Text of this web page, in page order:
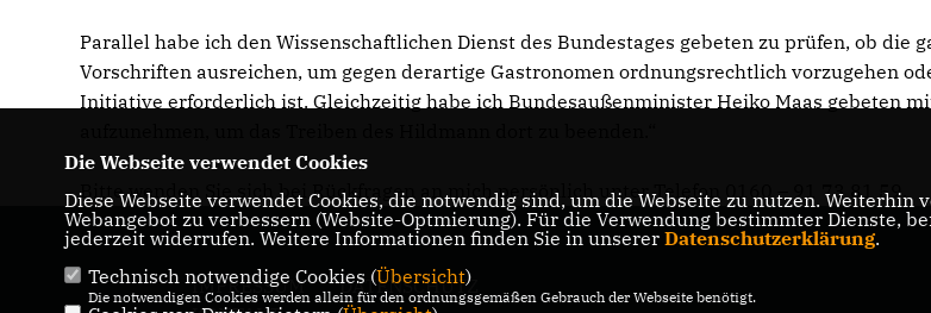
Parallel habe ich den Wissenschaftlichen Dienst des Bundestages gebeten zu prüfen, ob die
Vorschriften ausreichen, um gegen derartige Gastronomen ordnungsrechtlich vorzugehen
Initiative erforderlich ist. Gleichzeitig habe ich Bundesaußenminister Heiko Maas gebeten
Bitte wenden Sie sich bei Rückfragen an mich persönlich unter Telefon 0160 – 91 73 81 59.
IMPRESSUM
DATENSCHUTZ
Die Webseite verwendet Cookies
Diese Webseite verwendet Cookies, die notwendig sind, um die Webseite zu nutzen.
Webangebot zu verbessern (Website-Optmierung). Für die Verwendung bestimmter Dienste,
jederzeit widerrufen. Weitere Informationen finden Sie in unserer Datenschutzerklärung.
Technisch notwendige Cookies (Übersicht)
Die notwendigen Cookies werden allein für den ordnungsgemäßen Gebrauch der Webseite benötigt.